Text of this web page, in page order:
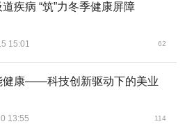
疾病 “筑”力冬季健康屏障
15:01 62
健康——科技创新驱动下的美业
13:55 114